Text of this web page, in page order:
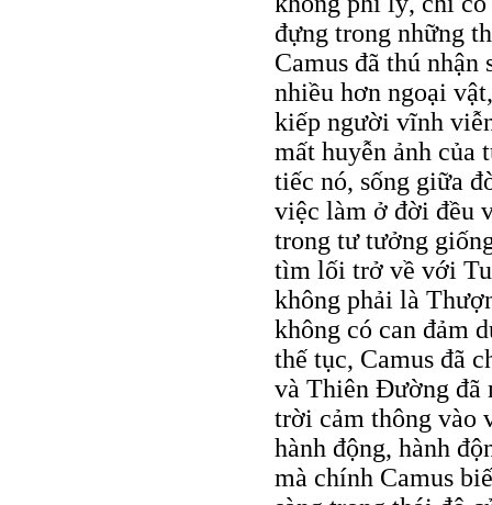
đựng trong những
Camus đã thú
nhiều hơn ngoại
kiếp người vĩnh
mất huyễn ảnh của
tiếc nó, sống giữa
việc làm ở đời đều
trong tư tưởng
tìm lối trở về với
không phải là
không có can đảm
thế tục, Camus đã
và Thiên Đường đã
trời cảm thông vào
hành động, hành
mà chính Camus